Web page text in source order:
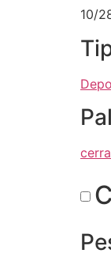
10/